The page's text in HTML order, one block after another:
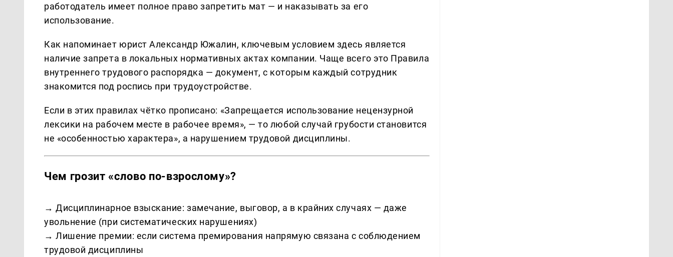
работодатель имеет полное право запретить мат — и наказывать за его
использование.
Как напоминает юрист Александр Южалин, ключевым условием здесь является
наличие запрета в локальных нормативных актах компании. Чаще всего это Правила
внутреннего трудового распорядка — документ, с которым каждый сотрудник
знакомится под роспись при трудоустройстве.
Если в этих правилах чётко прописано: «Запрещается использование нецензурной
лексики на рабочем месте в рабочее время», — то любой случай грубости становится
не «особенностью характера», а нарушением трудовой дисциплины.
Чем грозит «слово по-взрослому»?
→ Дисциплинарное взыскание: замечание, выговор, а в крайних случаях — даже
увольнение (при систематических нарушениях)
→ Лишение премии: если система премирования напрямую связана с соблюдением
трудовой дисциплины